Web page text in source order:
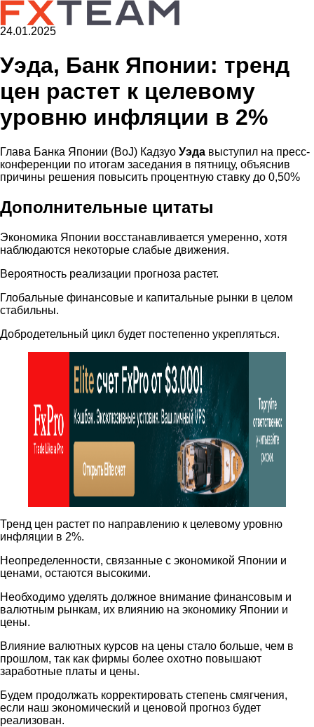
24.01.2025
Уэда, Банк Японии: тренд
цен растет к целевому
уровню инфляции в 2%
Глава Банка Японии (BoJ) Кадзуо Уэда выступил на пресс-
конференции по итогам заседания в пятницу, объяснив
причины решения повысить процентную ставку до 0,50%
Дополнительные цитаты
Экономика Японии восстанавливается умеренно, хотя
наблюдаются некоторые слабые движения.
Вероятность реализации прогноза растет.
Глобальные финансовые и капитальные рынки в целом
стабильны.
Добродетельный цикл будет постепенно укрепляться.
Тренд цен растет по направлению к целевому уровню
инфляции в 2%.
Неопределенности, связанные с экономикой Японии и
ценами, остаются высокими.
Необходимо уделять должное внимание финансовым и
валютным рынкам, их влиянию на экономику Японии и
цены.
Влияние валютных курсов на цены стало больше, чем в
прошлом, так как фирмы более охотно повышают
заработные платы и цены.
Будем продолжать корректировать степень смягчения,
если наш экономический и ценовой прогноз будет
реализован.